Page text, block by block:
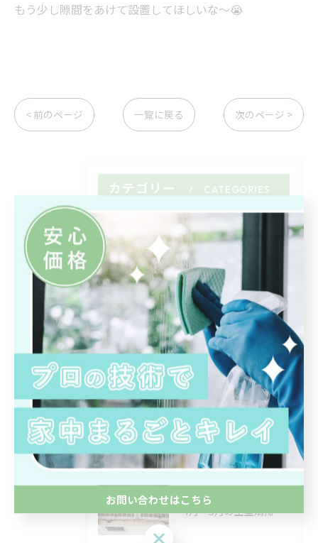
もう少し隙間をあけて設置してほしいな〜😭
< 前のページ 一覧に戻る 次のページ >
カテゴリー CATEGORIES
全てのカテゴリー
エアコンクリーニング
水回り
除菌
浴室
最近の投稿
RECENT
POSTS
2026/07/08
4月・5月の空室清掃ラッシュがようやく落ち着いたと思ったら、...
お問い合わせはこちら
お問い合わせはこちら